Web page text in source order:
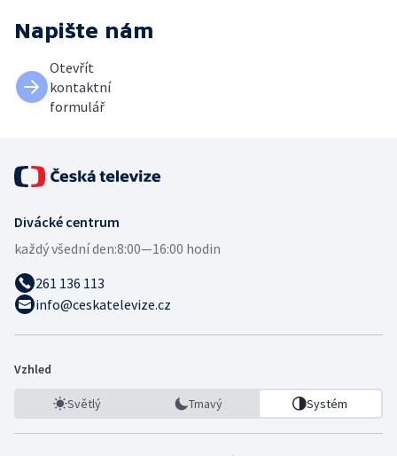
Napište nám
Otevřít
kontaktní
formulář
Divácké centrum
každý všední den:8:00—16:00 hodin
261 136 113
info@ceskatelevize.cz
Vzhled
Světlý Tmavý Systém